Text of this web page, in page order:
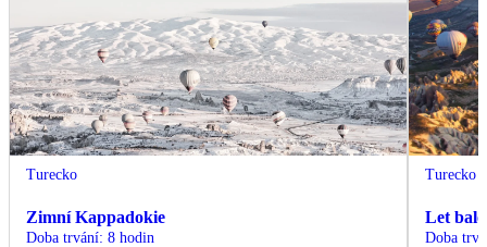
Turecko
Zimní Kappadokie
Doba trvání: 8 hodin
Turecko
Let
Doba